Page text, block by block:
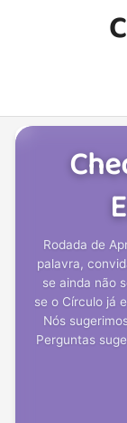
Rodada de
palavra,
se ainda não
se o Círculo já
Nós
Perguntas